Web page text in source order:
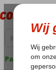
Pakketgarantie